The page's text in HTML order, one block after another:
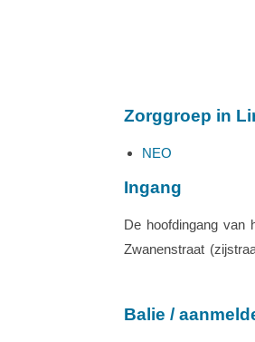
Zorggroep in
NEO
Ingang
De hoofdingang van
Zwanenstraat
Balie /